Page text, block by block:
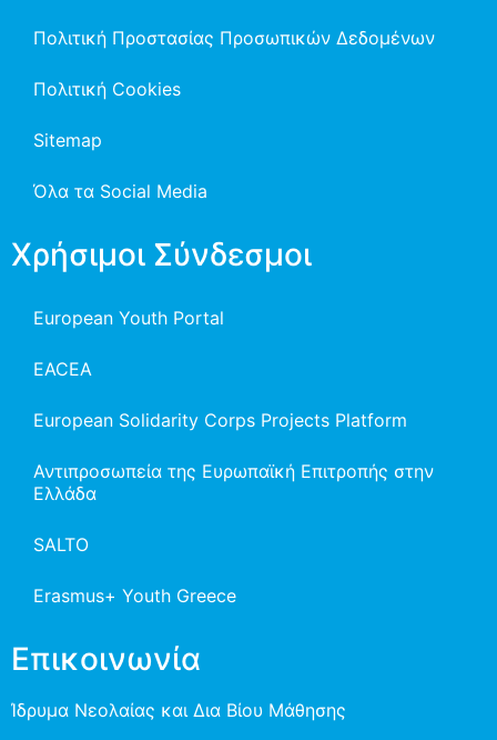
Πολιτική Προστασίας Προσωπικών Δεδομένων
Πολιτική Cookies
Sitemap
Όλα τα Social Media
Χρήσιμοι Σύνδεσμοι
European Youth Portal
EACEA
European Solidarity Corps Projects Platform
Αντιπροσωπεία της Ευρωπαϊκή Επιτροπής στην
Ελλάδα
SALTO
Erasmus+ Youth Greece
Επικοινωνία
Ίδρυμα Νεολαίας και Δια Βίου Μάθησης